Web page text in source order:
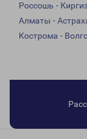
Россошь -
Алматы -
Кострома -